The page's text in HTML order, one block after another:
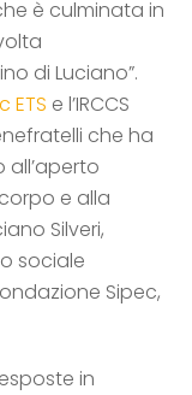
è culminata in
di Luciano”.
ETS e l’IRCCS
che ha
e alla
Silveri,
sociale
Sipec,
in